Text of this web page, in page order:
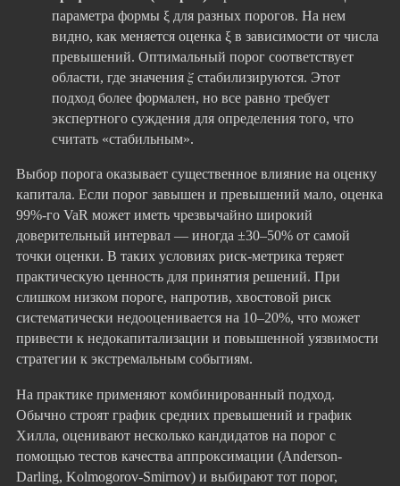
параметра формы ξ для разных порогов. На нем
видно, как меняется оценка ξ в зависимости от числа
превышений. Оптимальный порог соответствует
области, где значения 𝜉 стабилизируются. Этот
подход более формален, но все равно требует
экспертного суждения для определения того, что
считать «стабильным».
Выбор порога оказывает существенное влияние на оценку
капитала. Если порог завышен и превышений мало, оценка
99%-го VaR может иметь чрезвычайно широкий
доверительный интервал — иногда ±30–50% от самой
точки оценки. В таких условиях риск-метрика теряет
практическую ценность для принятия решений. При
слишком низком пороге, напротив, хвостовой риск
систематически недооценивается на 10–20%, что может
привести к недокапитализации и повышенной уязвимости
стратегии к экстремальным событиям.
На практике применяют комбинированный подход.
Обычно строят график средних превышений и график
Хилла, оценивают несколько кандидатов на порог с
помощью тестов качества аппроксимации (Anderson-
Darling, Kolmogorov-Smirnov) и выбирают тот порог,